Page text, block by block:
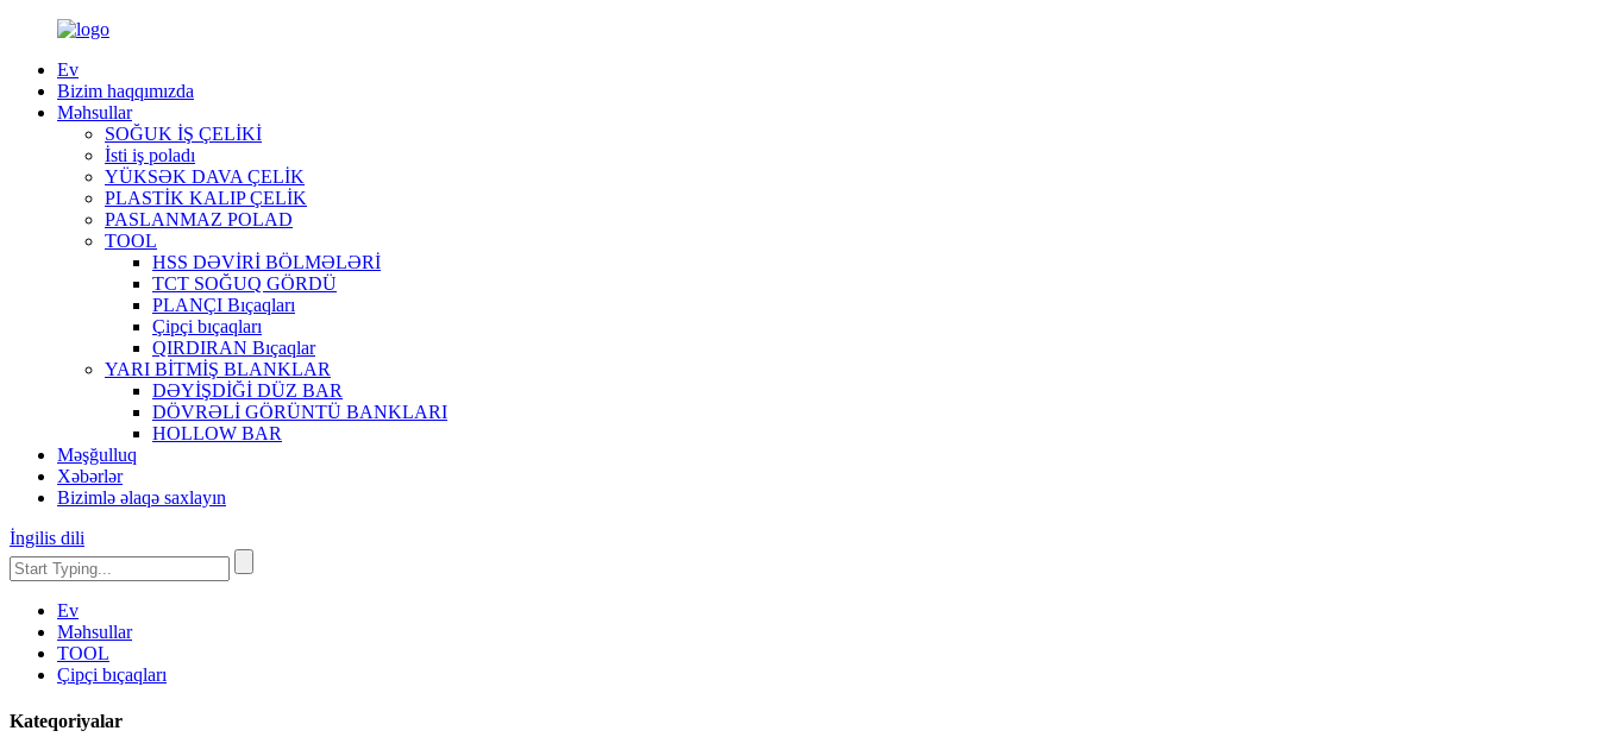
Ev
Bizim haqqımızda
Məhsullar
SOĞUK İŞ ÇELİKİ
İsti iş poladı
YÜKSƏK DAVA ÇELİK
PLASTİK KALIP ÇELİK
PASLANMAZ POLAD
TOOL
HSS DƏVİRİ BÖLMƏLƏRİ
TCT SOĞUQ GÖRDÜ
PLANÇI Bıçaqları
Çipçi bıçaqları
QIRDIRAN Bıçaqlar
YARI BİTMİŞ BLANKLAR
DƏYİŞDİĞİ DÜZ BAR
DÖVRƏLİ GÖRÜNTÜ BANKLARI
HOLLOW BAR
Məşğulluq
Xəbərlər
Bizimlə əlaqə saxlayın
İngilis dili
Ev
Məhsullar
TOOL
Çipçi bıçaqları
Kateqoriyalar